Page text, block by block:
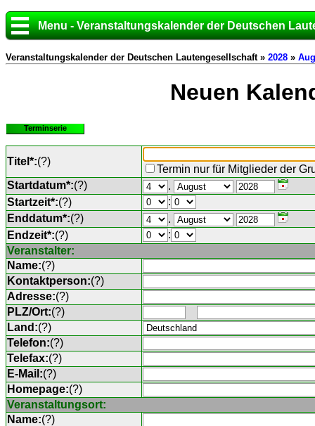
Menu - Veranstaltungskalender der Deutschen
Veranstaltungskalender der Deutschen Lautengesellschaft » 2028 »
Neuen
Terminserie
Titel*:(?)
Termin nur für Mitglieder der
Startdatum*:(?)
.
Startzeit*:(?)
:
Enddatum*:(?)
.
Endzeit*:(?)
:
Veranstalter:
Name:(?)
Kontaktperson:(?)
Adresse:(?)
PLZ/Ort:(?)
Land:(?)
Telefon:(?)
Telefax:(?)
E-Mail:(?)
Homepage:(?)
Veranstaltungsort:
Name:(?)